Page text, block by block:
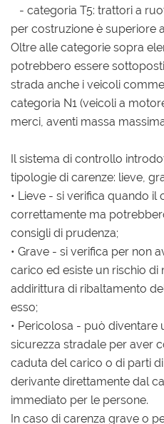
- categoria T5: trattori a
per costruzione è superiore
Oltre alle categorie sopra
potrebbero essere
strada anche i veicoli
categoria N1 (veicoli a
merci, aventi massa
Il sistema di controllo
tipologie di carenze: lieve,
• Lieve - si verifica quando il
correttamente ma
consigli di prudenza;
• Grave - si verifica per non
carico ed esiste un rischio di
addirittura di ribaltamento
esso;
• Pericolosa - può diventare
sicurezza stradale per aver
caduta del carico o di parti
derivante direttamente dal
immediato per le persone.
In caso di carenza grave o